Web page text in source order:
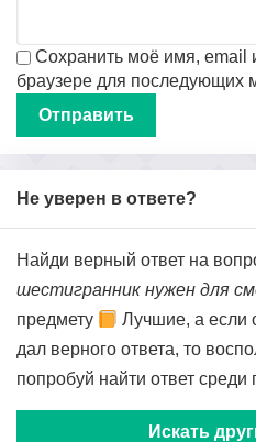
Сохранить моё имя, email
браузере для последующих
Не уверен в ответе?
Найди верный ответ на
шестигранник нужен для
предмету
Лучшие, а если
дал верного ответа, то
попробуй найти ответ
Искать